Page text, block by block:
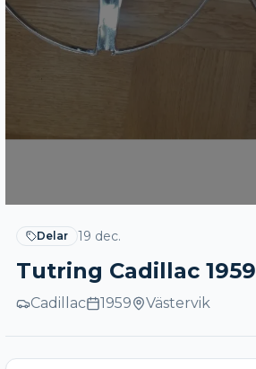
Delar 19 dec.
Tutring Cadillac 1959
Cadillac 1959 Västervik